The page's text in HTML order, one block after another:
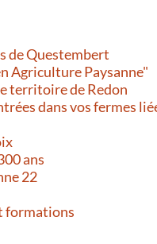
de Questembert
Agriculture Paysanne"
territoire de Redon
dans vos fermes
ans
22
formations